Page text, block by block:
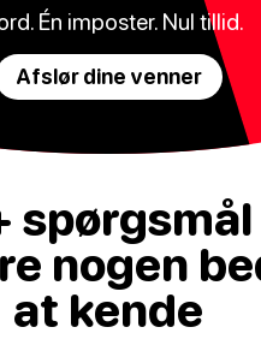
Én imposter. Nul tillid.
Afslør dine venner
nogen
at kende